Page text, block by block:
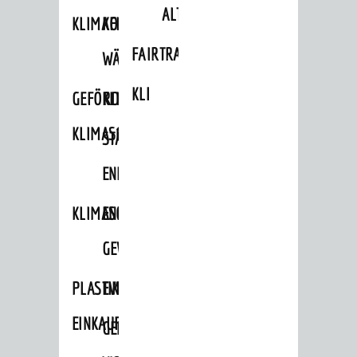
KLIMAFITKOMMUNALE
WÄRMEPLANUNG
GEFÖRDERTE
KLIMASCHUTZMASSNAHMEN
KLIMASCHUTZKONZEPT
STÄDTISCHES
ENERGIEMANAGEMENT
KLIMASCHUTZKOMMISSION
ENERGIEKARAWANE
GEWERBE
PLASTIKTÜTENFREIE
EINKAUFSSTADT
EVENTS
GEMEINSAME
ALTLASTEN
FAIRTRADE
KLEIDERTAUSCHBÖRSE